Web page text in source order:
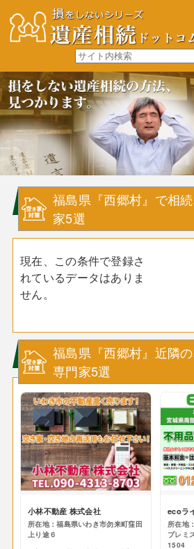
福島県『西郷村』で相
家5選
現在、この条件で登録さ
れているデータはありま
せん。
福島県『西郷村』近隣
専門家5選
小林不動産 株式会社
所在地：福島県いわき市勿来町窪田
上り途６
ecoラ
所在地
プレミ
1504